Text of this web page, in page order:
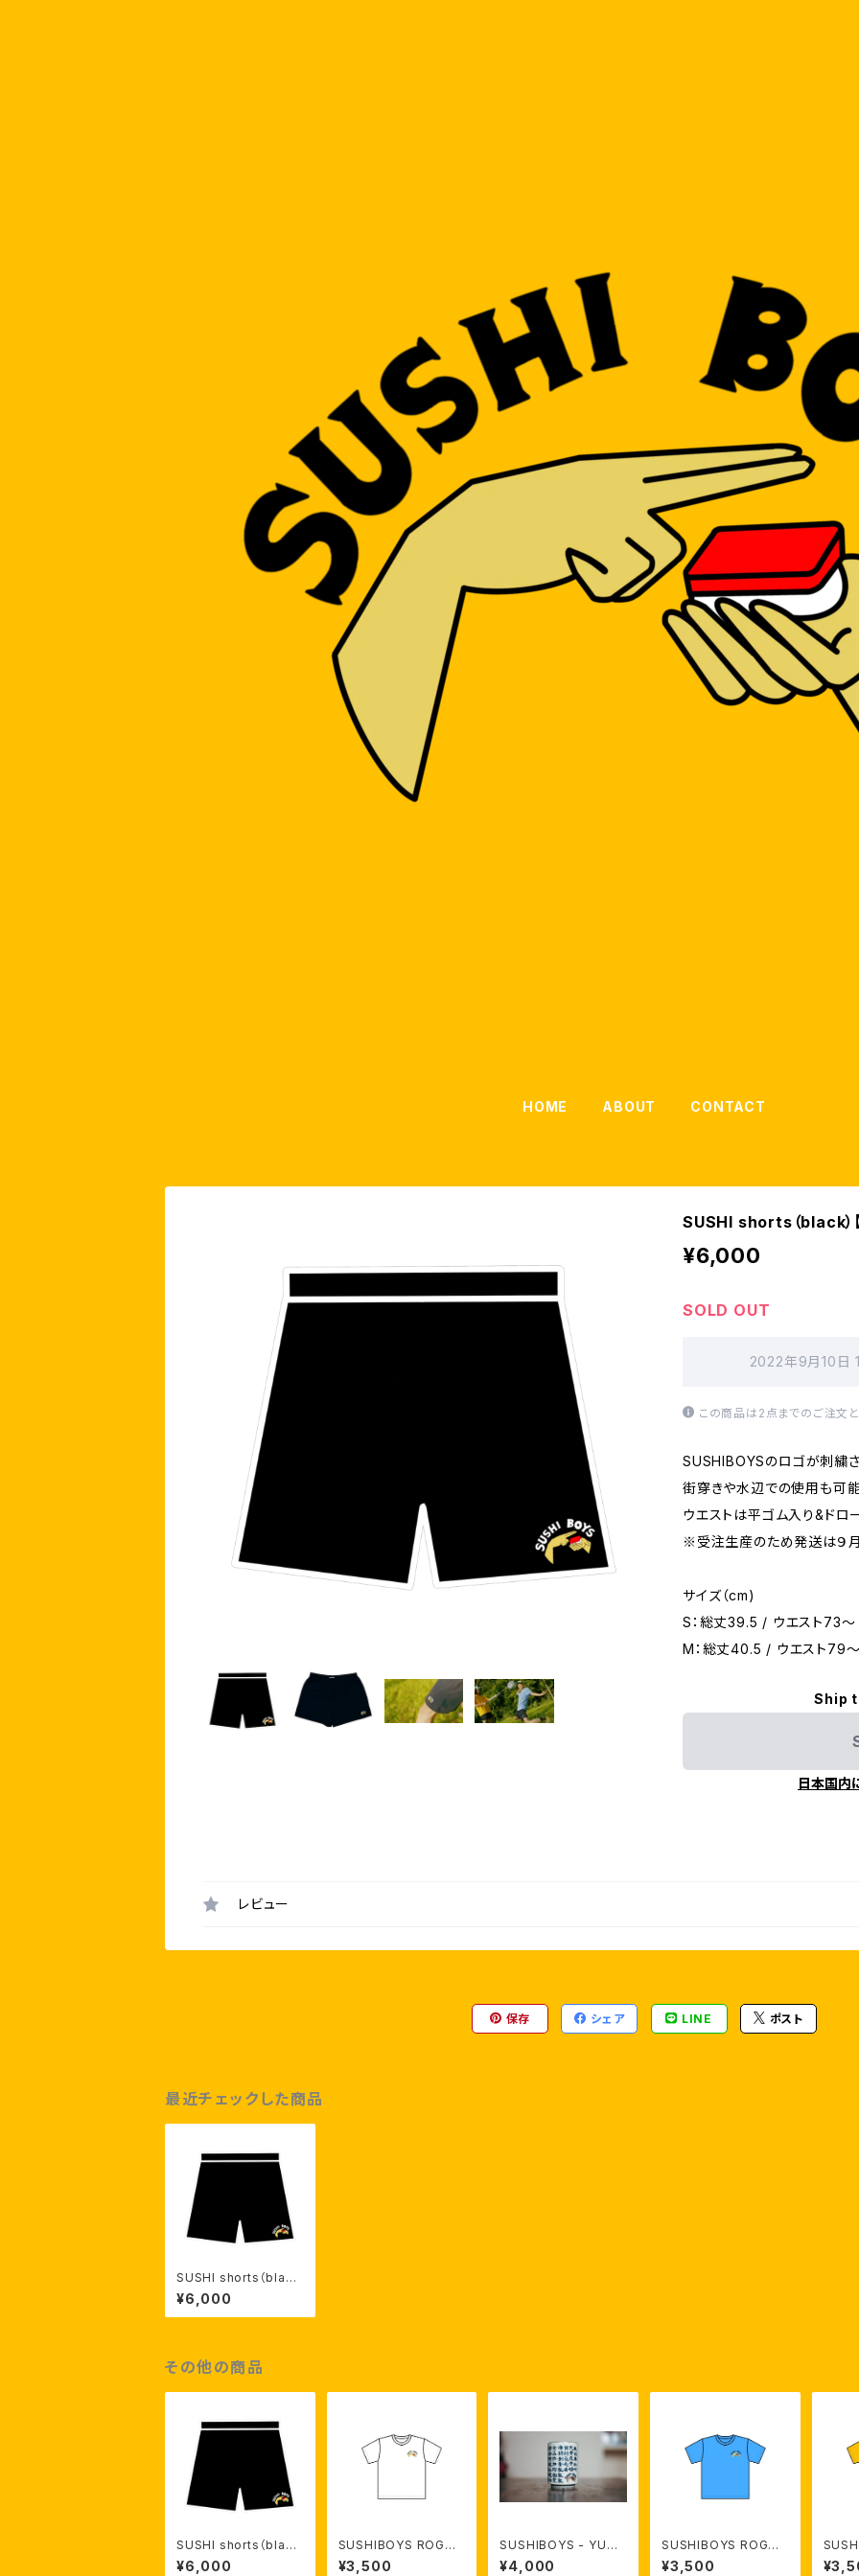
HOME ABOUT CONTACT
SUSHI shorts（black）
¥6,000
SOLD OUT
2022年9月10日
この商品は2点までのご注文と
SUSHIBOYSのロゴが刺繍さ
街穿きや水辺での使用も可能
ウエストは平ゴム入り&ドロ
※受注生産のため発送は９月
サイズ（cm)
S：総丈39.5 / ウエスト73
M：総丈40.5 / ウエスト79
Ship
日本国内
レビュー
保存 シェア LINE ポスト
最近チェックした商品
SUSHI shorts（blac
k）【受注生産】
¥6,000
その他の商品
SUSHI shorts（blac
k）【受注生産】
¥6,000
SUSHIBOYS ROGO
T- shirt（white）【受注
¥3,500
SUSHIBOYS - YUNO
MI 【限定受注生産】
¥4,000
SUSHIBOYS ROGO
T- shirt（blue）【受注
¥3,500
T-